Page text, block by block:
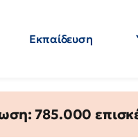
Εκπαίδευση
785.000